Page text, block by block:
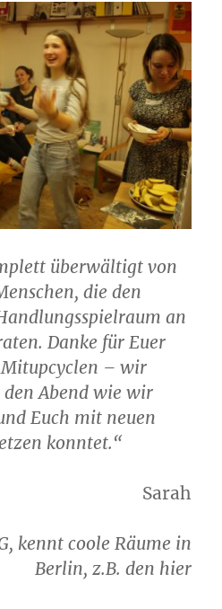
überwältigt von
die den
an
Danke für Euer
– wir
Abend wie wir
Euch mit neuen
konntet.“
Sarah
kennt coole Räume in
Berlin, z.B. den hier